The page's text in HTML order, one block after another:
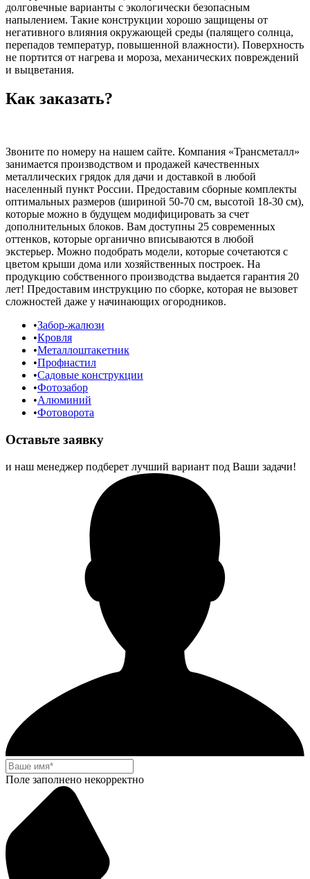
долговечные варианты с экологически безопасным
напылением. Такие конструкции хорошо защищены от
негативного влияния окружающей среды (палящего солнца,
перепадов температур, повышенной влажности). Поверхность
не портится от нагрева и мороза, механических повреждений
и выцветания.
Как заказать?
Звоните по номеру на нашем сайте. Компания «Трансметалл»
занимается производством и продажей качественных
металлических грядок для дачи и доставкой в любой
населенный пункт России. Предоставим сборные комплекты
оптимальных размеров (шириной 50-70 см, высотой 18-30 см),
которые можно в будущем модифицировать за счет
дополнительных блоков. Вам доступны 25 современных
оттенков, которые органично вписываются в любой
экстерьер. Можно подобрать модели, которые сочетаются с
цветом крыши дома или хозяйственных построек. На
продукцию собственного производства выдается гарантия 20
лет! Предоставим инструкцию по сборке, которая не вызовет
сложностей даже у начинающих огородников.
Забор-жалюзи
Кровля
Металлоштакетник
Профнастил
Садовые конструкции
Фотозабор
Алюминий
Фотоворота
Оставьте заявку
и наш менеджер подберет лучший вариант под Ваши задачи!
Поле заполнено некорректно